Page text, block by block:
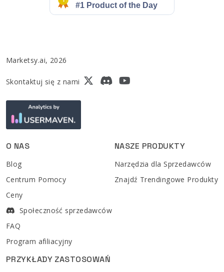
Marketsy.ai, 2026
Skontaktuj się z nami
O NAS
Blog
Centrum Pomocy
Ceny
Społeczność sprzedawców
FAQ
Program afiliacyjny
NASZE PRODUKTY
Narzędzia dla Sprzedawców
Znajdź Trendingowe Produkty
PRZYKŁADY ZASTOSOWAŃ